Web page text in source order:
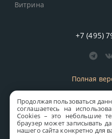
Продолжая пользоваться
соглашаетесь на
Сookies – это небольшие
браузер может записывать
нашего сайта конкретно для
Витрина
+7 (495)
Полная
старая
Все права защищены © 1997-
Правовая